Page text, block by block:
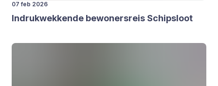
07 feb 2026
Indruk­wek­ken­de bewo­ners­reis Schip­sloot